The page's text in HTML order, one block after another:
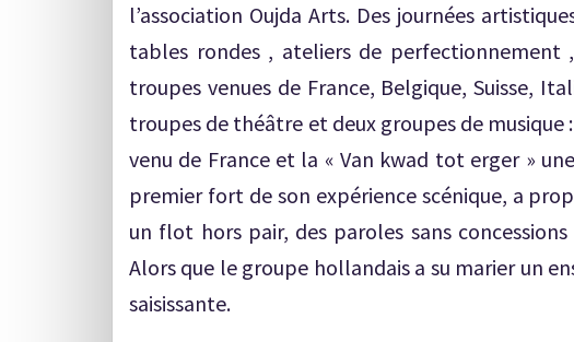
l’association Oujda Arts. Des journées
tables rondes , ateliers de
troupes venues de France, Belgique, Suisse,
troupes de théâtre et deux groupes de musique
venu de France et la « Van kwad tot erger »
premier fort de son expérience scénique, a
un flot hors pair, des paroles sans
Alors que le groupe hollandais a su marier un
saisissante.